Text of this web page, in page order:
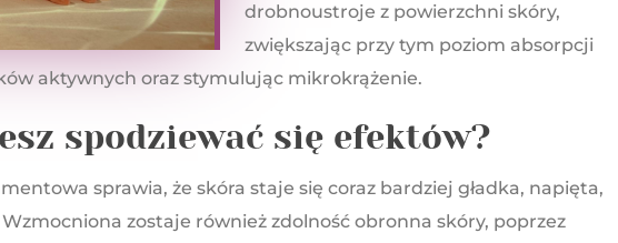
drobnoustroje z powierzchni skóry,
zwiększając przy tym poziom absorpcji
aktywnych oraz stymulując mikrokrążenie.
spodziewać się efektów?
sprawia, że skóra staje się coraz bardziej gładka, napięta,
zostaje również zdolność obronna skóry, poprzez